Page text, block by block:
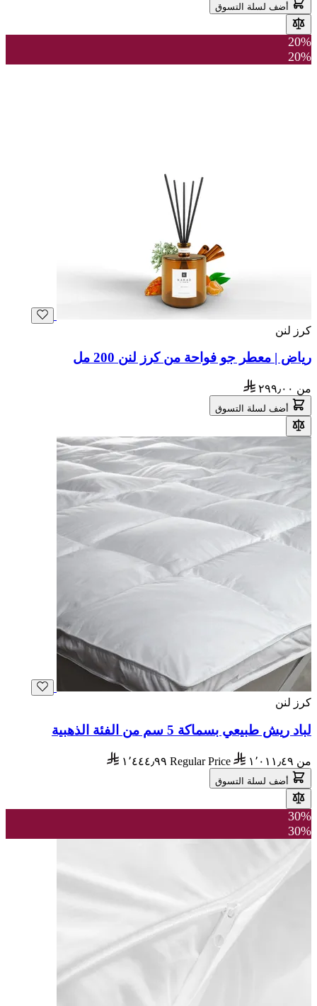
أضف لسلة التسوق
20%
20%
كرز لنن
رياض | معطر جو فواحة من كرز لنن 200 مل
من ٢٩٩٫٠٠
أضف لسلة التسوق
كرز لنن
لباد ريش طبيعي بسماكة 5 سم من الفئة الذهبية
من ١٬٠١١٫٤٩ Regular Price ١٬٤٤٤٫٩٩
أضف لسلة التسوق
30%
30%